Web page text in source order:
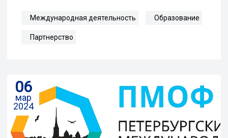
Международная деятельность Образование
Партнерство
06
мар
2024